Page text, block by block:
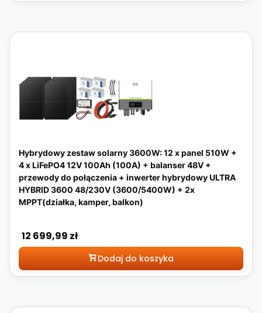
Hybrydowy zestaw solarny 3600W: 12 x panel 510W +
4 x LiFePO4 12V 100Ah (100A) + balanser 48V +
przewody do połączenia + inwerter hybrydowy ULTRA
HYBRID 3600 48/230V (3600/5400W) + 2x
MPPT(działka, kamper, balkon)
Cena
12 699,99 zł
Dodaj do koszyka